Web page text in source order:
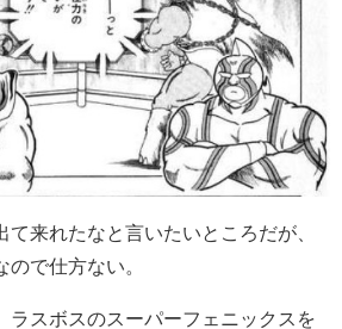
て来れたなと言いたいところだが、
ので仕方ない。
ラスボスのスーパーフェニックスを